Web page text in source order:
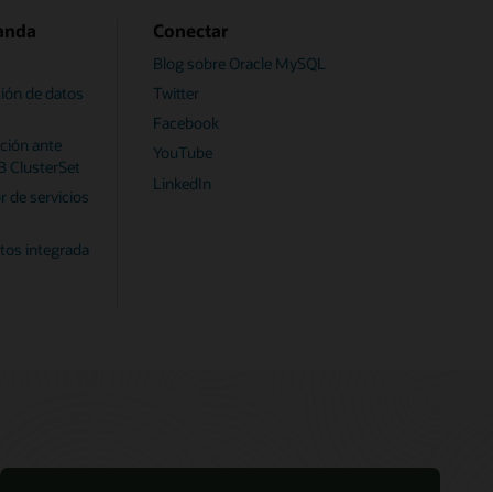
de datos
ante
ClusterSet
de servicios
integrada
Conectar
Blog sobre Oracle MySQL
Twitter
Facebook
YouTube
LinkedIn